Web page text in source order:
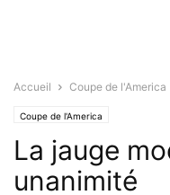
Accueil Coupe de l'America
Coupe de l'America
La jauge
unanimité